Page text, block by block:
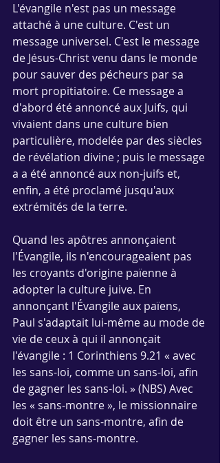
L'évangile n'est pas un message
attaché à une culture. C'est un
message universel. C'est le message
de Jésus-Christ venu dans le monde
pour sauver des pécheurs par sa
mort propitiatoire. Ce message a
d'abord été annoncé aux Juifs, qui
vivaient dans une culture bien
particulière, modelée par des siècles
de révélation divine ; puis le message
a a été annoncé aux non-juifs et,
enfin, a été proclamé jusqu'aux
extrémités de la terre.
Quand les apôtres annonçaient
l'Évangile, ils n'encourageaient pas
les croyants d'origine païenne à
adopter la culture juive. En
annonçant l'Évangile aux païens,
Paul s'adaptait lui-même au mode de
vie de ceux à qui il annonçait
l'évangile : 1 Corinthiens 9.21 « avec
les sans-loi, comme un sans-loi, afin
de gagner les sans-loi. » (NBS) Avec
les « sans-montre », le missionnaire
doit être un sans-montre, afin de
gagner les sans-montre.